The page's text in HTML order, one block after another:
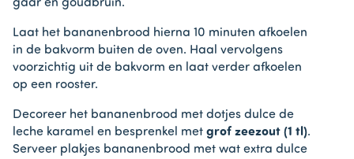
gaar en goudbruin.
Laat het bananenbrood hierna 10 minuten afkoelen
in de bakvorm buiten de oven. Haal vervolgens
voorzichtig uit de bakvorm en laat verder afkoelen
op een rooster.
Decoreer het bananenbrood met dotjes dulce de
leche karamel en besprenkel met grof zeezout (1 tl).
Serveer plakjes bananenbrood met wat extra dulce